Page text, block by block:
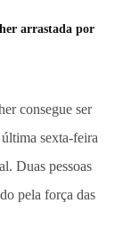
arrastada por
consegue ser
sexta-feira
Duas pessoas
pela força das